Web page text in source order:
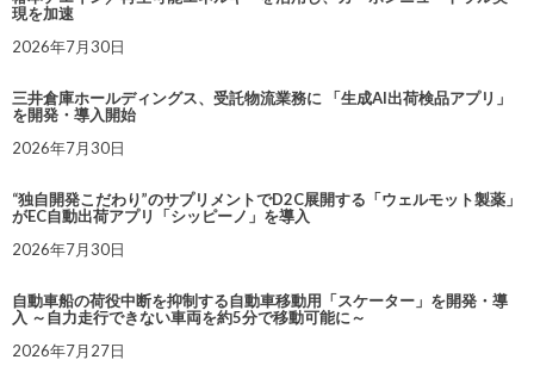
現を加速
2026年7月30日
三井倉庫ホールディングス、受託物流業務に 「生成AI出荷検品アプリ」
を開発・導入開始
2026年7月30日
“独自開発こだわり”のサプリメントでD2C展開する「ウェルモット製薬」
がEC自動出荷アプリ「シッピーノ」を導入
2026年7月30日
自動車船の荷役中断を抑制する自動車移動用「スケーター」を開発・導
入 ～自力走行できない車両を約5分で移動可能に～
2026年7月27日